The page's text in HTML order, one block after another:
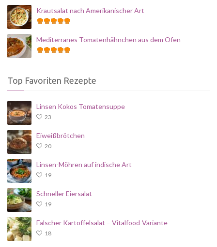
Krautsalat nach Amerikanischer Art
Mediterranes Tomatenhähnchen aus dem Ofen
Top Favoriten Rezepte
Linsen Kokos Tomatensuppe
23
Eiweißbrötchen
20
Linsen-Möhren auf indische Art
19
Schneller Eiersalat
19
Falscher Kartoffelsalat – Vitalfood-Variante
18